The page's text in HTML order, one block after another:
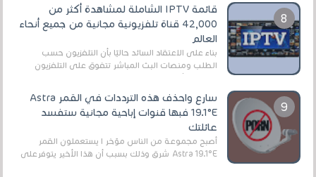
قائمة IPTV الشاملة لمشاهدة أكثر من
42,000 قناة تلفزيونية مجانية من جميع أنحاء
العالم
بناءً على الاعتقاد السائد حاليًا بأن التلفزيون حسب
الطلب ومنصات البث المباشر تتفوق على التلفزيون
سارع واحذف هذه الترددات في القمر Astra
19.1°E فبها قنوات إباحية مجانية ستفسد
عائلتك
أصبح مجموعة من الناس مؤخر ا يستعملون القمر
Astra 19.1°E شرق وذلك بسبب أن هذا الأخير يتوفرعلى